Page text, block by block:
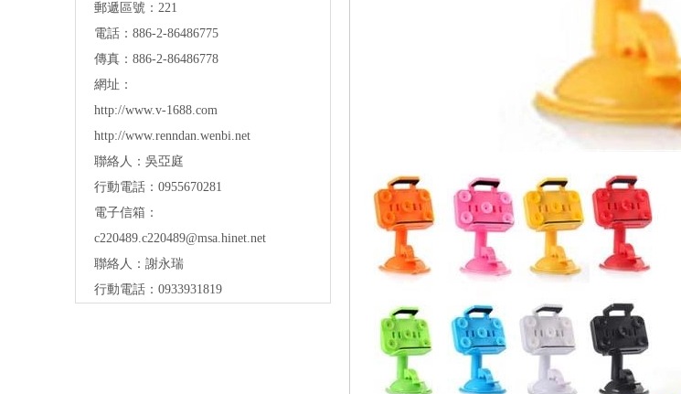
郵遞區號：221
電話：886-2-86486775
傳真：886-2-86486778
網址：
http://www.v-1688.com
http://www.renndan.wenbi.net
聯絡人：吳亞庭
行動電話：0955670281
電子信箱：
c220489.c220489@msa.hinet.net
聯絡人：謝永瑞
行動電話：0933931819